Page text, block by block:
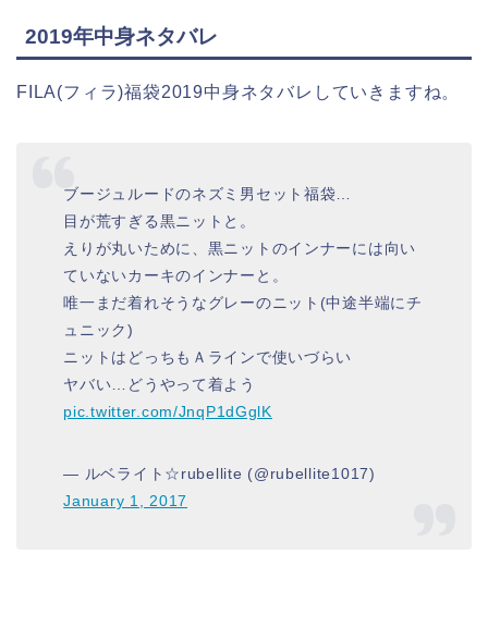
2019年中身ネタバレ
FILA(フィラ)福袋2019中身ネタバレしていきますね。
ブージュルードのネズミ男セット福袋…
目が荒すぎる黒ニットと。
えりが丸いために、黒ニットのインナーには向い
ていないカーキのインナーと。
唯一まだ着れそうなグレーのニット(中途半端にチ
ュニック)
ニットはどっちもＡラインで使いづらい
ヤバい…どうやって着よう
pic.twitter.com/JnqP1dGglK
— ルベライト☆rubellite (@rubellite1017)
January 1, 2017